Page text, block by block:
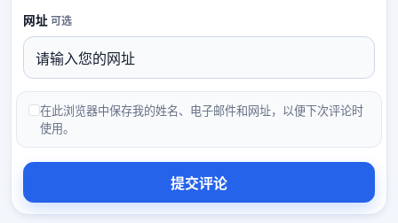
网址 可选
在此浏览器中保存我的姓名、电子邮件和网址，以便下次评论时
使用。